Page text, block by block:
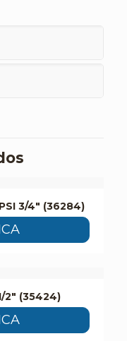
3/4″ (36284)
2″ (35424)